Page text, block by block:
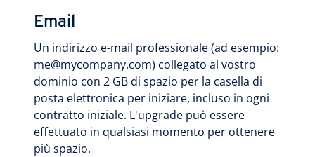
Email
Un indirizzo e-mail professionale (ad esempio:
me@mycompany.com) collegato al vostro
dominio con 2 GB di spazio per la casella di
posta elettronica per iniziare, incluso in ogni
contratto iniziale. L'upgrade può essere
effettuato in qualsiasi momento per ottenere
più spazio.